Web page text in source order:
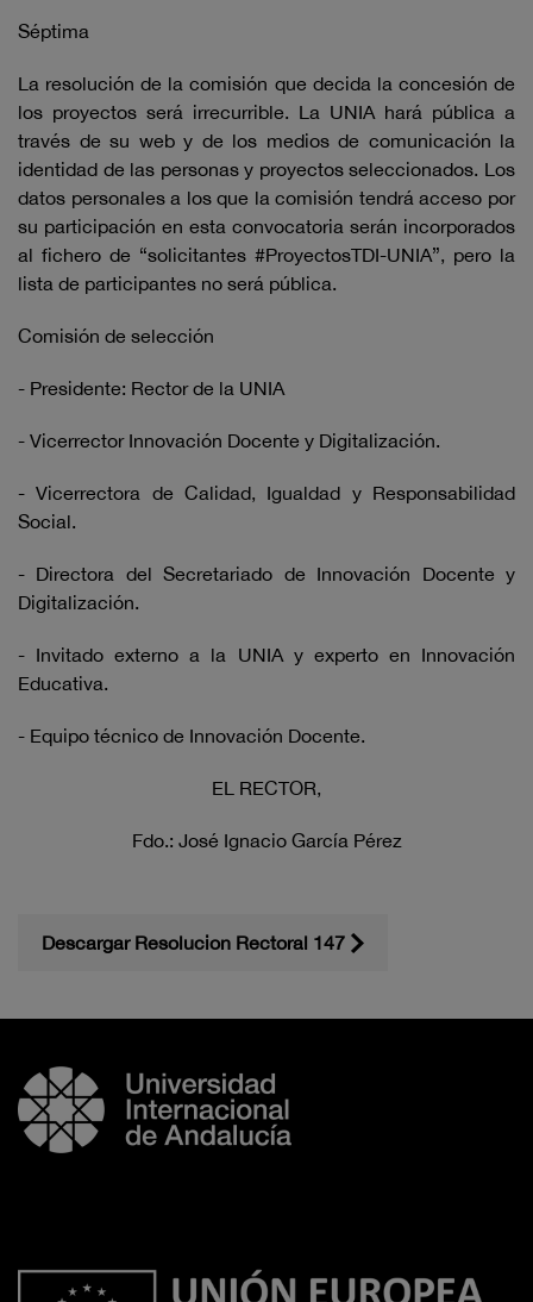
Séptima
La resolución de la comisión que decida la concesión de
los proyectos será irrecurrible. La UNIA hará pública a
través de su web y de los medios de comunicación la
identidad de las personas y proyectos seleccionados. Los
datos personales a los que la comisión tendrá acceso por
su participación en esta convocatoria serán incorporados
al fichero de “solicitantes #ProyectosTDI-UNIA”, pero la
lista de participantes no será pública.
Comisión de selección
- Presidente: Rector de la UNIA
- Vicerrector Innovación Docente y Digitalización.
- Vicerrectora de Calidad, Igualdad y Responsabilidad
Social.
- Directora del Secretariado de Innovación Docente y
Digitalización.
- Invitado externo a la UNIA y experto en Innovación
Educativa.
- Equipo técnico de Innovación Docente.
EL RECTOR,
Fdo.: José Ignacio García Pérez
Descargar Resolucion Rectoral 147